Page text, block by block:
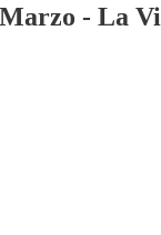
- La